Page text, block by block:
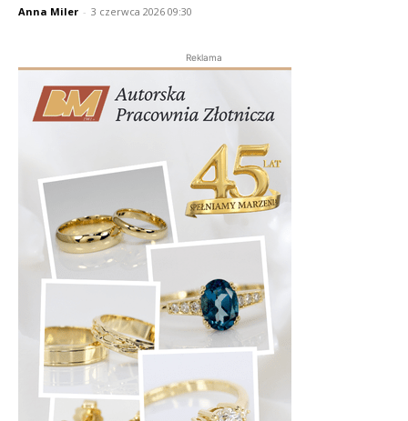
Anna Miler - 3 czerwca 2026 09:30
Reklama